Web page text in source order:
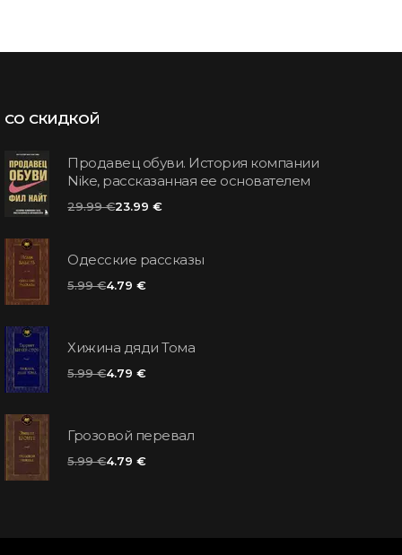
СО СКИДКОЙ
Продавец обуви. История компании
Nike, рассказанная ее основателем
29.99 €23.99 €
Одесские рассказы
5.99 €4.79 €
Хижина дяди Тома
5.99 €4.79 €
Грозовой перевал
5.99 €4.79 €